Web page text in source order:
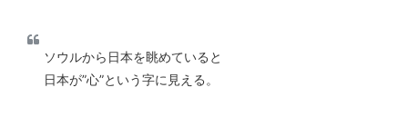
ソウルから日本を眺めていると
日本が”心”という字に見える。